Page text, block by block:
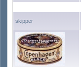
skipper